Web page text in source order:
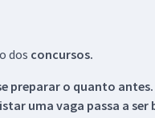
dos concursos.
preparar o quanto
uma vaga passa a ser